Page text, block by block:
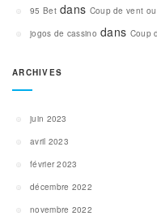
95 Betdans Coup de vent
jogos de cassino dans Coup
ARCHIVES
juin 2023
avril 2023
février 2023
décembre 2022
novembre 2022